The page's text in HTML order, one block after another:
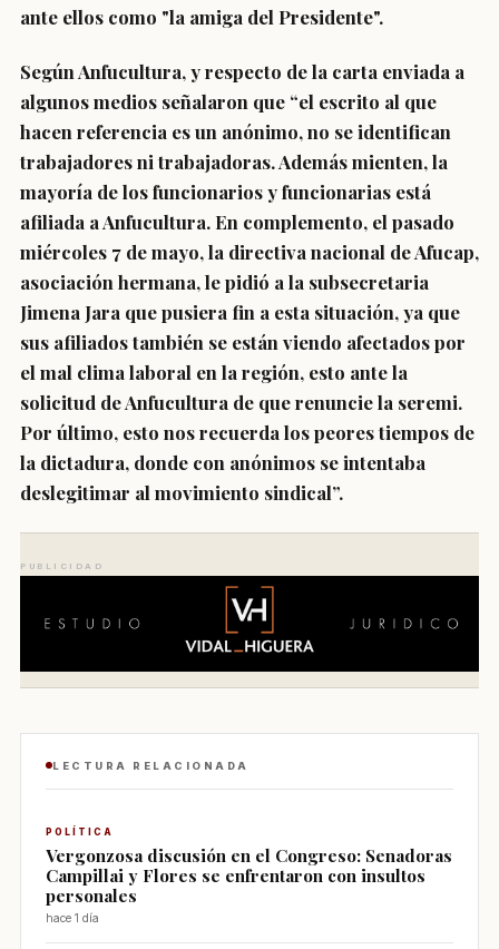
ante ellos como "la amiga del Presidente".
Según Anfucultura, y respecto de la carta enviada a
algunos medios señalaron que “el escrito al que
hacen referencia es un anónimo, no se identifican
trabajadores ni trabajadoras. Además mienten, la
mayoría de los funcionarios y funcionarias está
afiliada a Anfucultura. En complemento, el pasado
miércoles 7 de mayo, la directiva nacional de Afucap,
asociación hermana, le pidió a la subsecretaria
Jimena Jara que pusiera fin a esta situación, ya que
sus afiliados también se están viendo afectados por
el mal clima laboral en la región, esto ante la
solicitud de Anfucultura de que renuncie la seremi.
Por último, esto nos recuerda los peores tiempos de
la dictadura, donde con anónimos se intentaba
deslegitimar al movimiento sindical”.
PUBLICIDAD
LECTURA RELACIONADA
POLÍTICA
Vergonzosa discusión en el Congreso: Senadoras
Campillai y Flores se enfrentaron con insultos
personales
hace 1 día